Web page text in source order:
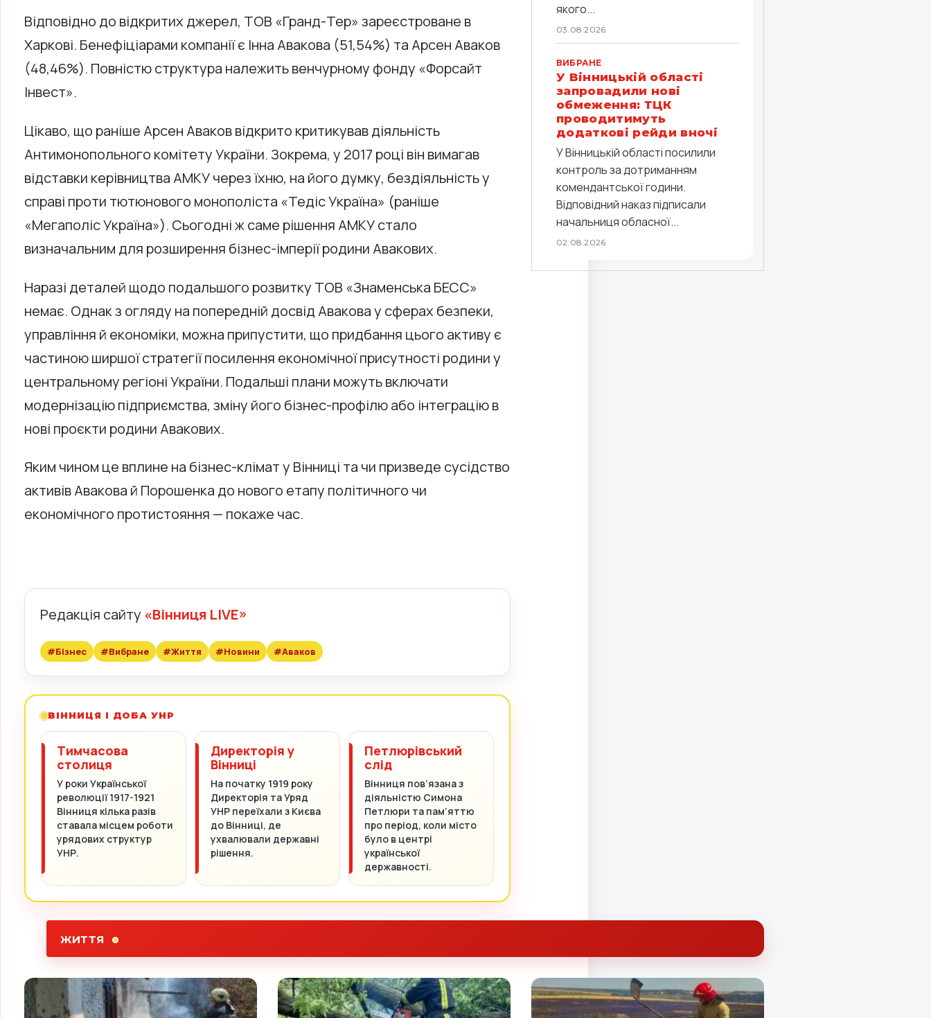
Відповідно до відкритих джерел, ТОВ «Гранд-Тер» зареєстроване в
Харкові. Бенефіціарами компанії є Інна Авакова (51,54%) та Арсен Аваков
(48,46%). Повністю структура належить венчурному фонду «Форсайт
Інвест».
Цікаво, що раніше Арсен Аваков відкрито критикував діяльність
Антимонопольного комітету України. Зокрема, у 2017 році він вимагав
відставки керівництва АМКУ через їхню, на його думку, бездіяльність у
справі проти тютюнового монополіста «Тедіс Україна» (раніше
«Мегаполіс Україна»). Сьогодні ж саме рішення АМКУ стало
визначальним для розширення бізнес-імперії родини Авакових.
Наразі деталей щодо подальшого розвитку ТОВ «Знаменська БЕСС»
немає. Однак з огляду на попередній досвід Авакова у сферах безпеки,
управління й економіки, можна припустити, що придбання цього активу є
частиною ширшої стратегії посилення економічної присутності родини у
центральному регіоні України. Подальші плани можуть включати
модернізацію підприємства, зміну його бізнес-профілю або інтеграцію в
нові проєкти родини Авакових.
Яким чином це вплине на бізнес-клімат у Вінниці та чи призведе сусідство
активів Авакова й Порошенка до нового етапу політичного чи
економічного протистояння — покаже час.
Редакція сайту «Вінниця LIVE»
#Бізнес #Вибране #Життя #Новини #Аваков
ВІННИЦЯ І ДОБА УНР
Тимчасова
столиця
У роки Української
революції 1917-1921
Вінниця кілька разів
ставала місцем роботи
урядових структур
УНР.
Директорія у
Вінниці
На початку 1919 року
Директорія та Уряд
УНР переїхали з Києва
до Вінниці, де
ухвалювали державні
рішення.
Петлюрівський
слід
Вінниця пов’язана з
діяльністю Симона
Петлюри та пам’яттю
про період, коли місто
було в центрі
української
державності.
якого...
03.08.2026
ВИБРАНЕ
У Вінницькій області
запровадили нові
обмеження: ТЦК
проводитимуть
додаткові рейди вночі
У Вінницькій області посилили
контроль за дотриманням
комендантської години.
Відповідний наказ підписали
начальниця обласної...
02.08.2026
ЖИТТЯ